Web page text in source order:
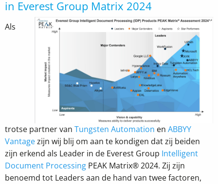
in Everest Group Matrix 2024
Als
trotse partner van Tungsten Automation en ABBYY
Vantagezijn wij blij om aan te kondigen dat zij beiden
zijn erkend als Leader in de Everest Group Intelligent
Document Processing PEAK Matrix® 2024. Zij zijn
benoemd tot Leaders aan de hand van twee factoren,